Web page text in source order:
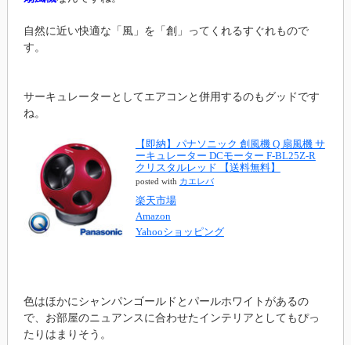
自然に近い快適な「風」を「創」ってくれるすぐれもので
す。
サーキュレーターとしてエアコンと併用するのもグッドです
ね。
【即納】パナソニック 創風機 Q 扇風機 サ
ーキュレーター DCモーター F-BL25Z-R
クリスタルレッド 【送料無料】
posted with カエレバ
楽天市場
Amazon
Yahooショッピング
色はほかにシャンパンゴールドとパールホワイトがあるの
で、お部屋のニュアンスに合わせたインテリアとしてもぴっ
たりはまりそう。